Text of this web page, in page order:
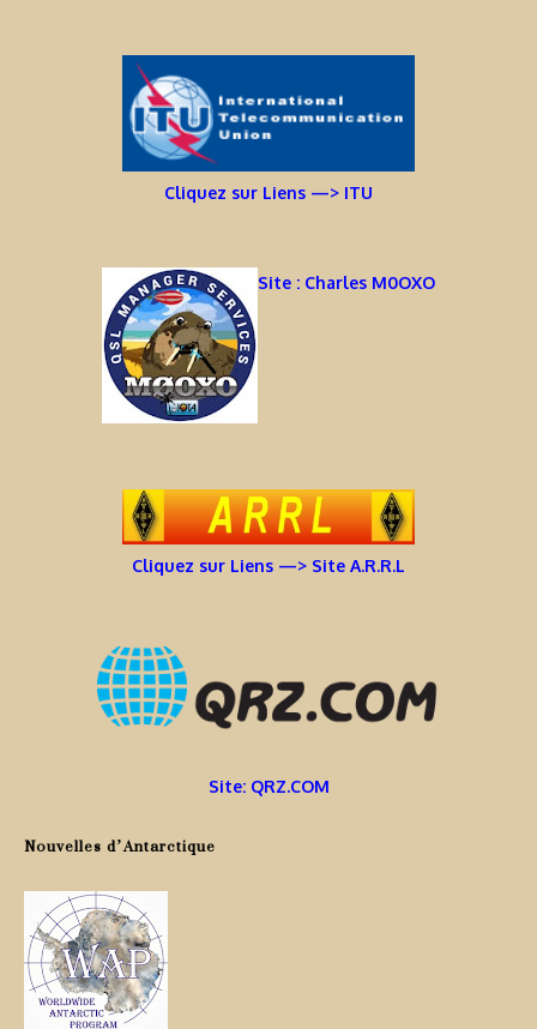
Cliquez sur Liens —> ITU
Site : Charles M0OXO
Cliquez sur Liens —> Site A.R.R.L
Site: QRZ.COM
Nouvelles d’Antarctique